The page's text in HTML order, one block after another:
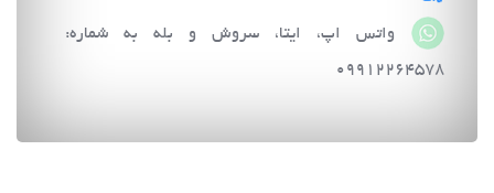
واتس اپ، ایتا، سروش و بله به شماره:
09912264578